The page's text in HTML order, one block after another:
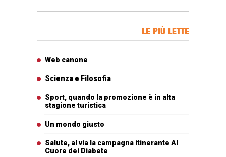
LE PIÙ LETTE
Web canone
Scienza e Filosofia
Sport, quando la promozione è in alta
stagione turistica
Un mondo giusto
Salute, al via la campagna itinerante Al
Cuore dei Diabete